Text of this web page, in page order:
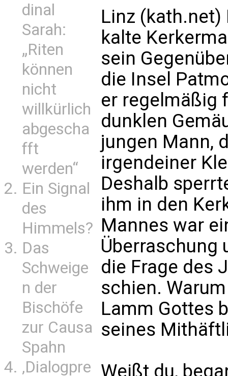
dinal
Sarah:
„Riten
können
nicht
willkürlich
abgescha
fft
werden“
Ein Signal
des
Himmels?
Das
Schweige
n der
Bischöfe
zur Causa
Spahn
‚Dialogpre
Linz (kath.net)
kalte
sein
die Insel
er regelmäßig
dunklen
jungen Mann,
irgendeiner
Deshalb
ihm in den
Mannes war
Überraschung
die Frage des
schien.
Lamm Gottes
seines
Weißt du,